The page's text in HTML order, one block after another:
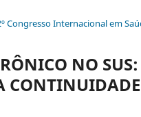
Congresso Internacional em
NO